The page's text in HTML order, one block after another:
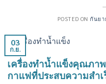
POSTED ON กันยา
03
ก.ย.
เครื่องทำน้ำแข็งคุณภา
กาแฟที่ประสบความสำเ